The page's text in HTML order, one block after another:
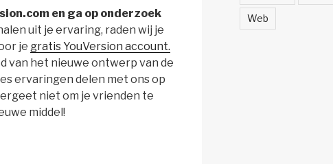
en ga op onderzoek
uit je ervaring, raden wij je
je gratis YouVersion account.
van het nieuwe ontwerp van de
ervaringen delen met ons op
niet om je vrienden te
middel!
Web